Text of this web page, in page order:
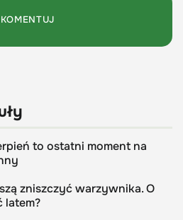
to ostatni moment na
zniszczyć warzywnika. O
latem?